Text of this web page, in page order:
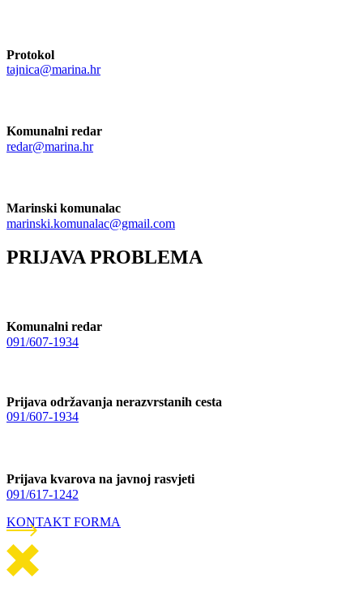
Protokol
tajnica@marina.hr
Komunalni redar
redar@marina.hr
Marinski komunalac
marinski.komunalac@gmail.com
PRIJAVA PROBLEMA
Komunalni redar
091/607-1934
Prijava održavanja nerazvrstanih cesta
091/607-1934
Prijava kvarova na javnoj rasvjeti
091/617-1242
KONTAKT FORMA